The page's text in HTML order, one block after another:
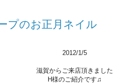
プのお正月ネイル
2012/1/5
滋賀からご来店頂きました
H様のご紹介です♫